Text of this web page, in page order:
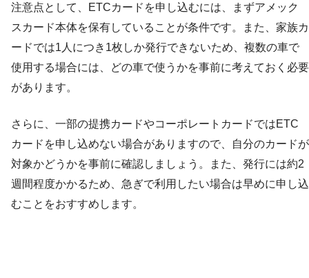
注意点として、ETCカードを申し込むには、まずアメック
スカード本体を保有していることが条件です。また、家族カ
ードでは1人につき1枚しか発行できないため、複数の車で
使用する場合には、どの車で使うかを事前に考えておく必要
があります。
さらに、一部の提携カードやコーポレートカードではETC
カードを申し込めない場合がありますので、自分のカードが
対象かどうかを事前に確認しましょう。また、発行には約2
週間程度かかるため、急ぎで利用したい場合は早めに申し込
むことをおすすめします。